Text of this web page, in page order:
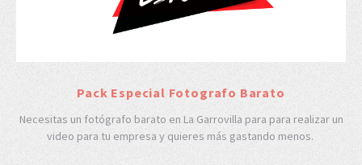
Pack Especial Fotografo Barato
Necesitas un fotógrafo barato en La Garrovilla para para realizar un
video para tu empresa y quieres más gastando menos.